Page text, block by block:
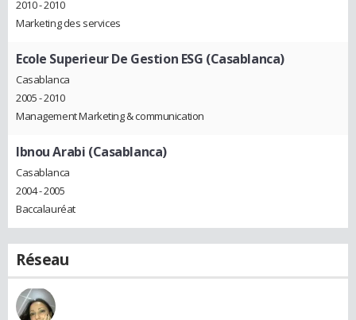
2010 - 2010
Marketing des services
Ecole Superieur De Gestion ESG (Casablanca)
Casablanca
2005 - 2010
Management Marketing & communication
Ibnou Arabi (Casablanca)
Casablanca
2004 - 2005
Baccalauréat
Réseau